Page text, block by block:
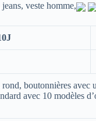
veste homme,
boutonnières
avec 10 modèles